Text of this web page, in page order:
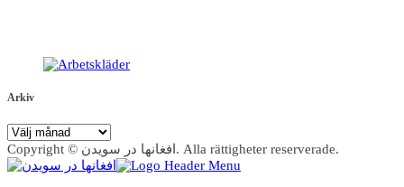
Arkiv
Arkiv
Copyright © افغانها در سویدن. Alla rättigheter reserverade.